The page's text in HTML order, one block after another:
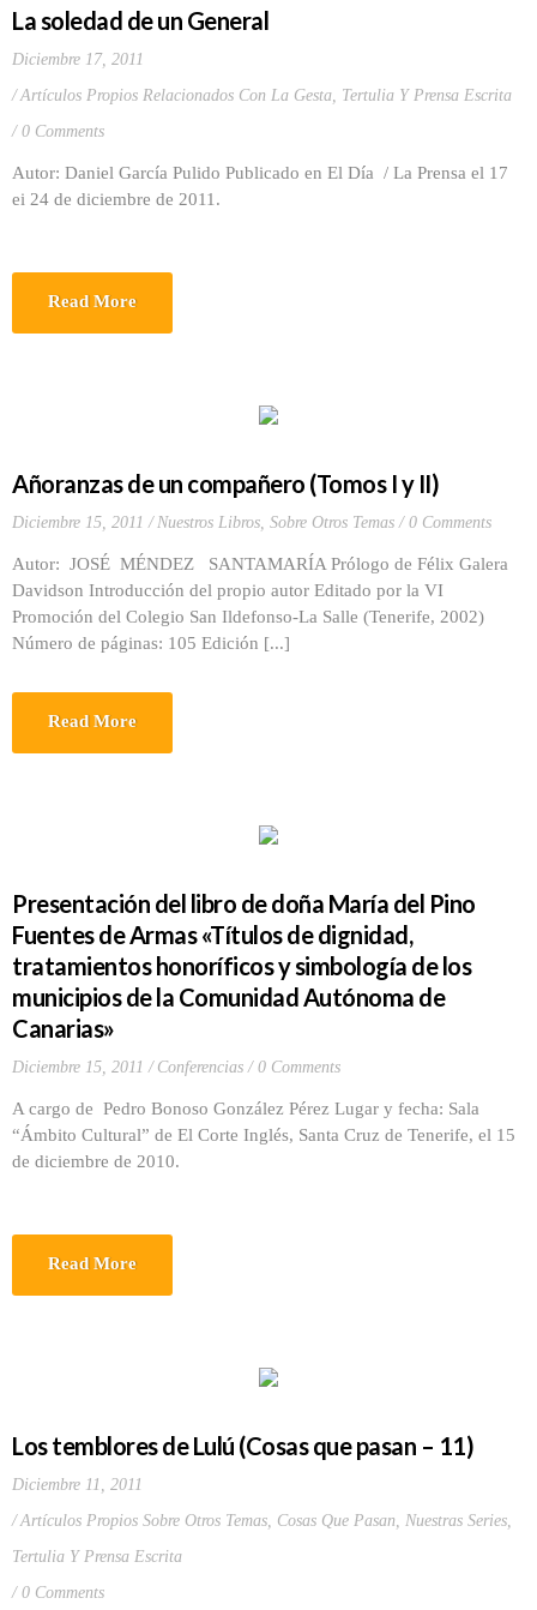
La soledad de un General
Diciembre 17, 2011
Artículos Propios Relacionados Con La Gesta, Tertulia Y Prensa Escrita
0 Comments
Autor: Daniel García Pulido Publicado en El Día / La Prensa el 17
ei 24 de diciembre de 2011.
Read More
Añoranzas de un compañero (Tomos I y II)
Diciembre 15, 2011 Nuestros Libros, Sobre Otros Temas 0 Comments
Autor: JOSÉ MÉNDEZ SANTAMARÍA Prólogo de Félix Galera
Davidson Introducción del propio autor Editado por la VI
Promoción del Colegio San Ildefonso-La Salle (Tenerife, 2002)
Número de páginas: 105 Edición [...]
Read More
Presentación del libro de doña María del Pino
Fuentes de Armas «Títulos de dignidad,
tratamientos honoríficos y simbología de los
municipios de la Comunidad Autónoma de
Canarias»
Diciembre 15, 2011 Conferencias 0 Comments
A cargo de Pedro Bonoso González Pérez Lugar y fecha: Sala
“Ámbito Cultural” de El Corte Inglés, Santa Cruz de Tenerife, el 15
de diciembre de 2010.
Read More
Los temblores de Lulú (Cosas que pasan – 11)
Diciembre 11, 2011
Artículos Propios Sobre Otros Temas, Cosas Que Pasan, Nuestras Series,
Tertulia Y Prensa Escrita
0 Comments